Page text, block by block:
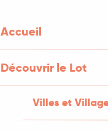
Accueil
Découvrir le Lot
Villes et